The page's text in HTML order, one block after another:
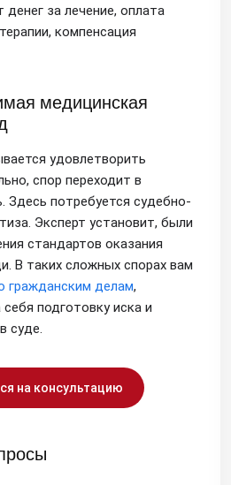
денег за лечение, оплата
компенсация
медицинская
удовлетворить
спор переходит в
Здесь потребуется судебно-
Эксперт установит, были
стандартов оказания
В таких сложных спорах вам
гражданским делам,
подготовку иска и
суде.
на консультацию